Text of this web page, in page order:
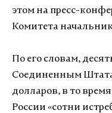
этом на пресс-
Комитета
По его словам,
Соединенным
долларов, в то
России «сотни